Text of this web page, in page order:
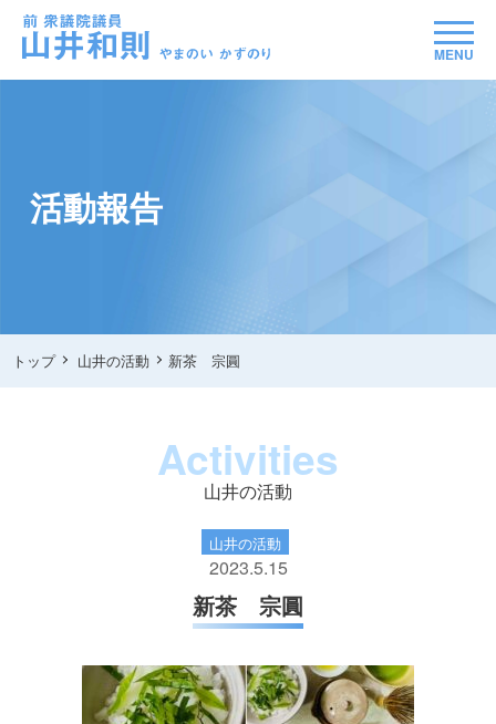
MENU
活動報告
トップ 山井の活動 新茶 宗圓
Activities
山井の活動
山井の活動
2023.5.15
新茶 宗圓